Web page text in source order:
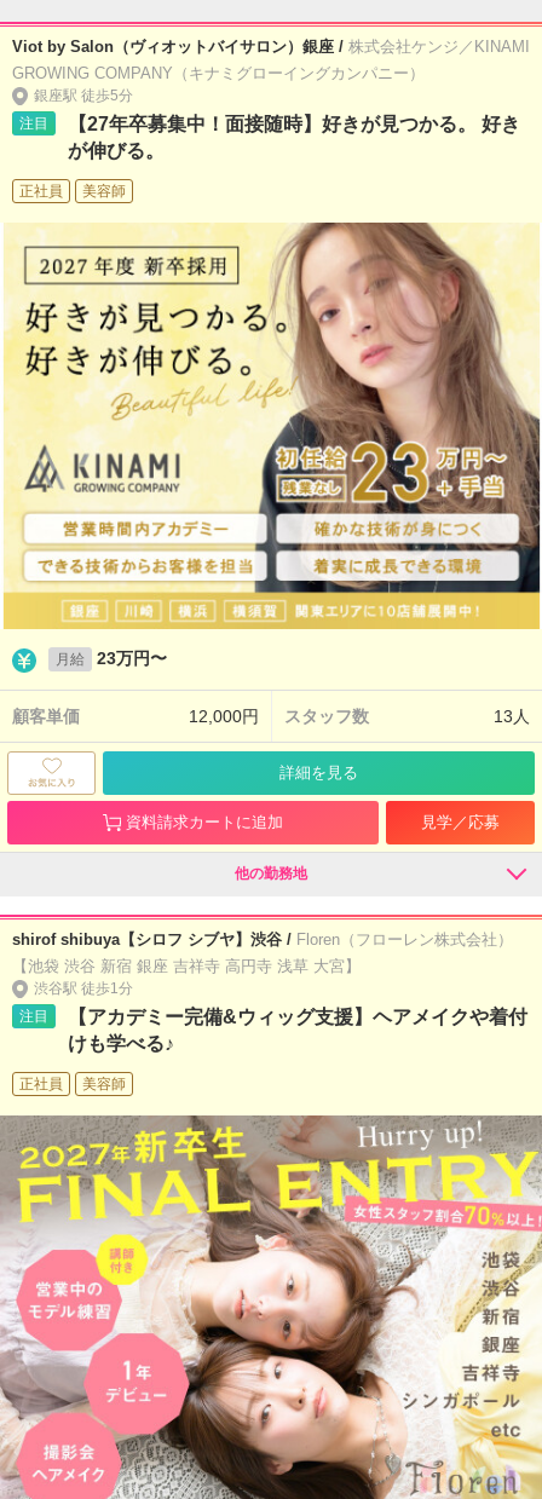
Viot by Salon（ヴィオットバイサロン）銀座 / 株式会社ケンジ／KINAMI
GROWING COMPANY（キナミグローイングカンパニー）
銀座駅 徒歩5分
注目
【27年卒募集中！面接随時】好きが見つかる。 好き
が伸びる。
正社員 美容師
月給 23万円〜
顧客単価 12,000円 スタッフ数 13人
詳細を見る
資料請求カートに追加 見学／応募
他の勤務地
shirof shibuya【シロフ シブヤ】渋谷 / Floren（フローレン株式会社）
【池袋 渋谷 新宿 銀座 吉祥寺 高円寺 浅草 大宮】
渋谷駅 徒歩1分
注目
【アカデミー完備&ウィッグ支援】ヘアメイクや着付
けも学べる♪
正社員 美容師